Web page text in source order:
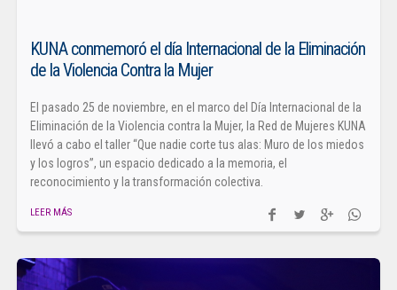
KUNA conmemoró el día Internacional de la Eliminación
de la Violencia Contra la Mujer
El pasado 25 de noviembre, en el marco del Día Internacional de la
Eliminación de la Violencia contra la Mujer, la Red de Mujeres KUNA
llevó a cabo el taller “Que nadie corte tus alas: Muro de los miedos
y los logros”, un espacio dedicado a la memoria, el
reconocimiento y la transformación colectiva.
LEER MÁS